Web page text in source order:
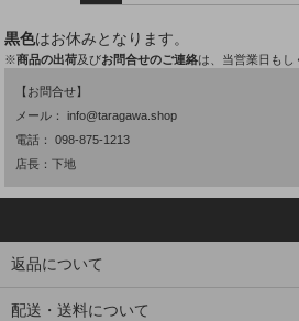
黒色はお休みとなります。
※商品の出荷及びお問合せのご連絡は、当営業日もし
【お問合せ】
メール：info@taragawa.shop
電話：098-875-1213
店長：下地
返品について
配送・送料について